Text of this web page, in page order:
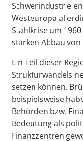
Schwerindustrie
Westeuropa
Stahlkrise um
starken Abbau
Ein Teil dieser
Strukturwandels
setzen können.
beispielsweise
Behörden bzw.
Bedeutung als
Finanzzentren